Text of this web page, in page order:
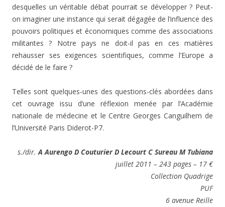
desquelles un véritable débat pourrait se développer ? Peut-
on imaginer une instance qui serait dégagée de l’influence des
pouvoirs politiques et économiques comme des associations
militantes ? Notre pays ne doit-il pas en ces matières
rehausser ses exigences scientifiques, comme l’Europe a
décidé de le faire ?
Telles sont quelques-unes des questions-clés abordées dans
cet ouvrage issu d’une réflexion menée par l’Académie
nationale de médecine et le Centre Georges Canguilhem de
l’Université Paris Diderot-P7.
s./dir.A Aurengo D Couturier D Lecourt C Sureau M Tubiana
juillet 2011 – 243 pages – 17 €
Collection Quadrige
PUF
6 avenue Reille